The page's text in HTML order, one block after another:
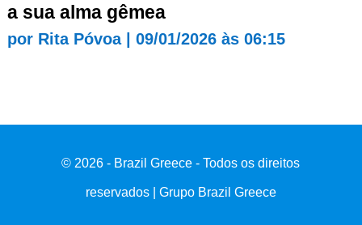
a sua alma gêmea
por Rita Póvoa| 09/01/2026 às 06:15
© 2026 - Brazil Greece - Todos os direitos
reservados | Grupo Brazil Greece